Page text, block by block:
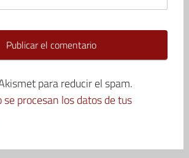
para reducir el spam.
procesan los datos de tus